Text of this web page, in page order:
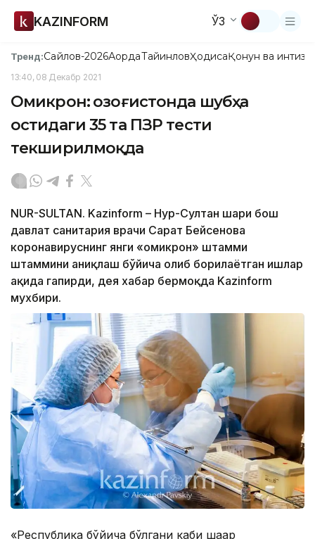
KAZINFORM ЎЗ
Тренд:Сайлов-2026АқордаТайинловҲодисаҚонун ва
13:40, 08 Декабр 2021
Омикрон: Қозоғистонда шубҳа
остидаги 35 та ПЗР тести
текширилмоқда
NUR-SULTAN. Kazinform – Нур-Султан шаҳри бош
давлат санитария врачи Сарҳат Бейсенова
коронавируснинг янги «омикрон» штамми
штаммини аниқлаш бўйича олиб борилаётган ишлар
ҳақида гапирди, дея хабар бермоқда Kazinform
мухбири.
«Республика бўйича бўлгани каби шаҳар